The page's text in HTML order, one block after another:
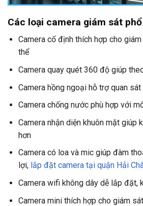
Các loại camera giám sát
Camera cố định thích hợp cho
thể
Camera quay quét 360 độ giúp
Camera hồng ngoại hỗ trợ quan
Camera chống nước phù hợp với
Camera nhận diện khuôn mặt giúp
hơn
Camera có loa và mic giúp đàm
lợi, lắp đặt camera tại quận Hải
Camera wifi không dây dễ lắp đặt,
Camera mini thích hợp cho giám